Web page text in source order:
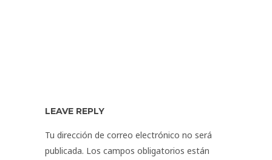
LEAVE REPLY
Tu dirección de correo electrónico no será
publicada. Los campos obligatorios están